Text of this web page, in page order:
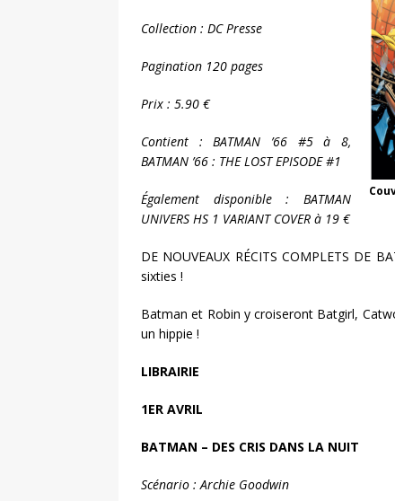
Collection : DC Presse
Pagination 120 pages
Prix : 5.90 €
Contient : BATMAN ’66 #5 à 8,
BATMAN ’66 : THE LOST EPISODE #1
Également disponible : BATMAN
UNIVERS HS 1 VARIANT COVER à 19 €
DE NOUVEAUX RÉCITS COMPLETS DE
sixties !
Batman et Robin y croiseront Batgirl,
un hippie !
LIBRAIRIE
1ER AVRIL
BATMAN – DES CRIS DANS LA NUIT
Scénario : Archie Goodwin